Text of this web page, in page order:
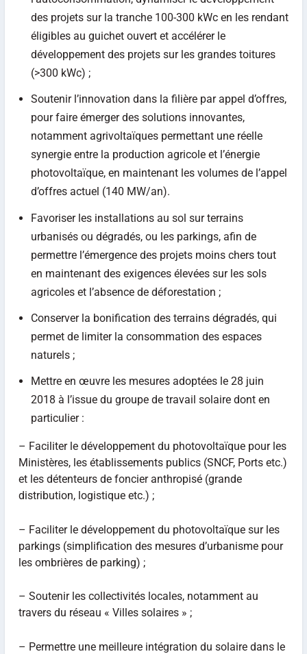
des projets sur la tranche 100-300 kWc en les rendant
éligibles au guichet ouvert et accélérer le
développement des projets sur les grandes toitures
(>300 kWc) ;
Soutenir l’innovation dans la filière par appel d’offres,
pour faire émerger des solutions innovantes,
notamment agrivoltaïques permettant une réelle
synergie entre la production agricole et l’énergie
photovoltaïque, en maintenant les volumes de l’appel
d’offres actuel (140 MW/an).
Favoriser les installations au sol sur terrains
urbanisés ou dégradés, ou les parkings, afin de
permettre l’émergence des projets moins chers tout
en maintenant des exigences élevées sur les sols
agricoles et l’absence de déforestation ;
Conserver la bonification des terrains dégradés, qui
permet de limiter la consommation des espaces
naturels ;
Mettre en œuvre les mesures adoptées le 28 juin
2018 à l’issue du groupe de travail solaire dont en
particulier :
– Faciliter le développement du photovoltaïque pour les
Ministères, les établissements publics (SNCF, Ports etc.)
et les détenteurs de foncier anthropisé (grande
distribution, logistique etc.) ;
– Faciliter le développement du photovoltaïque sur les
parkings (simplification des mesures d’urbanisme pour
les ombrières de parking) ;
– Soutenir les collectivités locales, notamment au
travers du réseau « Villes solaires » ;
– Permettre une meilleure intégration du solaire dans le